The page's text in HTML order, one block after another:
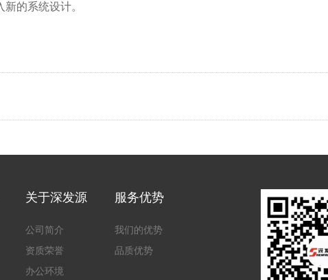
的系统设计。
关于深发源
公司简介
资质荣誉
办公环境
服务优势
我们的优势
品质优势